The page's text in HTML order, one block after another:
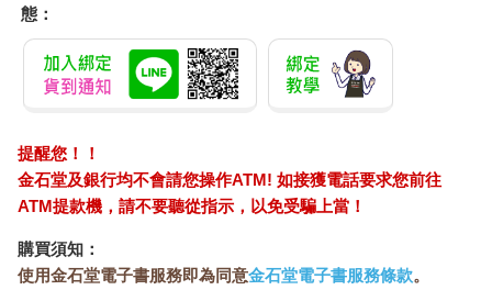
童年的我身處生死邊緣。
在母親殘酷的虐待下，我的肉體僥倖存活下來。如今我仍在這個
世界上，但我的靈魂早已在沒有盡頭的虐待輪迴中，一次又一次
地死去。
現在和那時一樣，早上起床工作，天黑後迎接夜晚。我已經四十
浴缸對我來說小得有些擁擠，當然不足以使我溺水。
有時我把臉埋進蓬鬆的被子裡，幼年時那種無法呼吸的感覺就會
捲土重來，我的心臟仍會不受控制地急促跳動。
遇那樣的事了。」但不知為什麼，我總覺得有人在扯著我後腦勺
上的頭髮。
態：
提醒您！！
金石堂及銀行均不會請您操作ATM! 如接獲電話要求您前往
ATM提款機，請不要聽從指示，以免受騙上當！
購買須知：
使用金石堂電子書服務即為同意金石堂電子書服務條款。